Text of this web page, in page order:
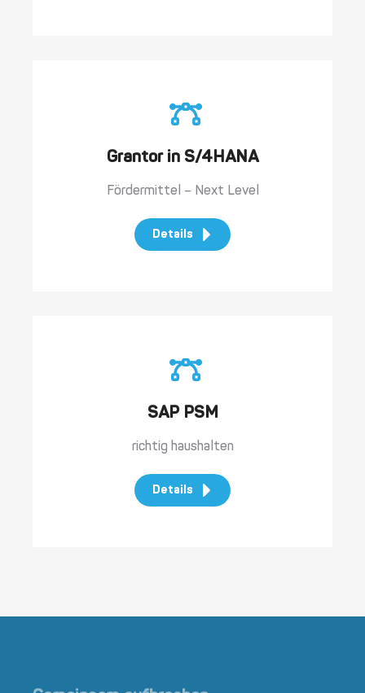
Grantor in S/4HANA
Fördermittel – Next Level
Details
SAP PSM
richtig haushalten
Details